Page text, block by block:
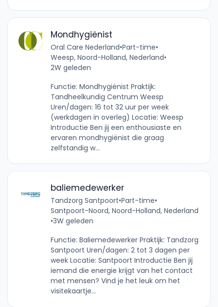
Mondhygiënist
Oral Care Nederland•Part-time•
Weesp, Noord-Holland, Nederland•
2W geleden
Functie: Mondhygiënist Praktijk:
Tandheelkundig Centrum Weesp
Uren/dagen: 16 tot 32 uur per week
(werkdagen in overleg) Locatie: Weesp
Introductie Ben jij een enthousiaste en
ervaren mondhygiënist die graag
zelfstandig w...
baliemedewerker
Tandzorg Santpoort•Part-time•
Santpoort-Noord, Noord-Holland, Nederland
•3W geleden
Functie: Baliemedewerker Praktijk: Tandzorg
Santpoort Uren/dagen: 2 tot 3 dagen per
week Locatie: Santpoort Introductie Ben jij
iemand die energie krijgt van het contact
met mensen? Vind je het leuk om het
visitekaartje...